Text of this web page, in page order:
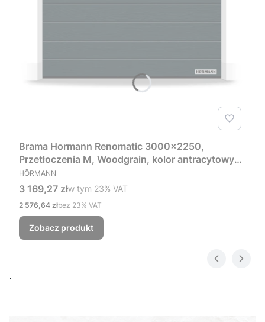
Brama Hormann Renomatic 3000x2250,
Przetłoczenia M, Woodgrain, kolor antracytowy
RAL 7016 + Prowadzenie Z
PRODUCENT
HÖRMANN
Cena brutto
3 169,27 złw tym %s VAT
w tym 23% VAT
Cena netto
2 576,64 złbez 23% VAT
Zobacz produkt